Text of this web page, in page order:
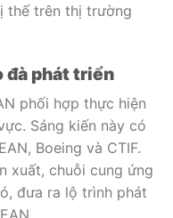
thế trên thị trường
đà phát triển
phối hợp thực hiện
Sáng kiến này có
Boeing và CTIF.
xuất, chuỗi cung ứng
đưa ra lộ trình phát